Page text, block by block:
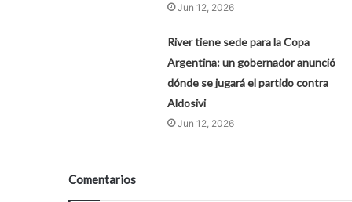
Jun 12, 2026
River tiene sede para la Copa
Argentina: un gobernador anunció
dónde se jugará el partido contra
Aldosivi
Jun 12, 2026
Comentarios